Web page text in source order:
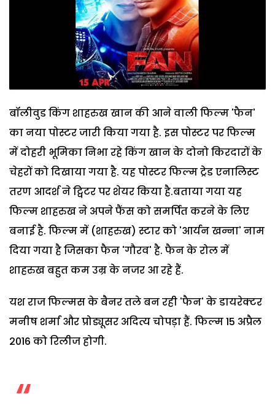
बॉलीवुड किंग शाहरुख खान की आने वाली फिल्म 'फैन'
का नया पोस्टर जारी किया गया है. इस पोस्टर पर फिल्म
में दोहरी भूमिका निभा रहे किंग खान के दोनो किरदारों के
चेहरों को दिखाया गया है. यह पोस्टर फिल्म ट्रेड एनालिस्ट
तरण आदर्श ने ट्विटर पर शेयर किया है.बताया गया यह
फिल्म शाहरुख ने अपने फैंस को समर्पित करने के लिए
बनाई है. फिल्म में (शाहरुख) स्टार को 'आर्यन खन्ना' नाम
दिया गया है जिसका फैन 'गौरव' है. फैन के रोल में
शाहरुख बहुत कम उम्र के नजर आ रहे हैं.
यश राज फिल्मस के बैनर तले बन रही 'फैन' के डायरेक्टर
मनीष शर्मा और प्रोड्यूसर अदित्य चोपड़ा हैं. फिल्म 15 अप्रैल
2016 को रिलीज होगी.